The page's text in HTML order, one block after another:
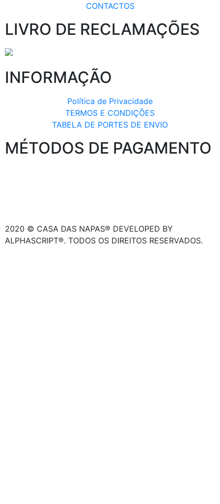
CONTACTOS
LIVRO DE RECLAMAÇÕES
INFORMAÇÃO
Política de Privacidade
TERMOS E CONDIÇÕES
TABELA DE PORTES DE ENVIO
MÉTODOS DE PAGAMENTO
2020 © CASA DAS NAPAS® DEVELOPED BY
ALPHASCRIPT®. TODOS OS DIREITOS RESERVADOS.